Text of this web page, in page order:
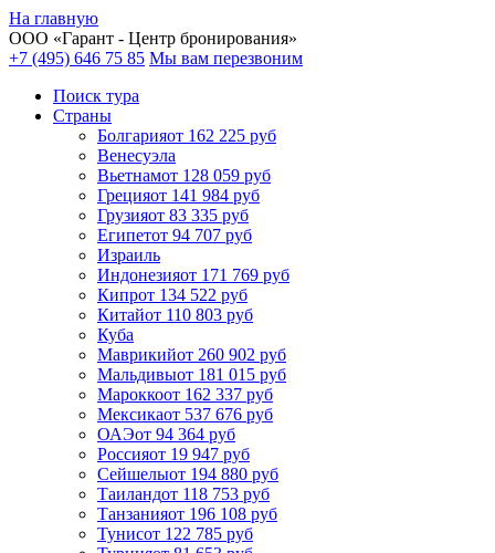
На главную
ООО «Гарант - Центр бронирования»
+7 (495) 646 75 85 Мы вам перезвоним
Поиск тура
Cтраны
Болгарияот 162 225 руб
Венесуэла
Вьетнамот 128 059 руб
Грецияот 141 984 руб
Грузияот 83 335 руб
Египетот 94 707 руб
Израиль
Индонезияот 171 769 руб
Кипрот 134 522 руб
Китайот 110 803 руб
Куба
Маврикийот 260 902 руб
Мальдивыот 181 015 руб
Мароккоот 162 337 руб
Мексикаот 537 676 руб
ОАЭот 94 364 руб
Россияот 19 947 руб
Сейшелыот 194 880 руб
Таиландот 118 753 руб
Танзанияот 196 108 руб
Тунисот 122 785 руб